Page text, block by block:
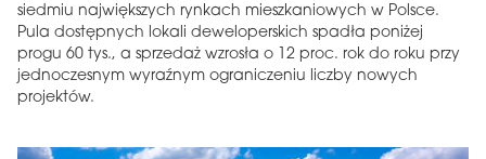
siedmiu największych rynkach mieszkaniowych w Polsce.
Pula dostępnych lokali deweloperskich spadła poniżej
progu 60 tys., a sprzedaż wzrosła o 12 proc. rok do roku przy
jednoczesnym wyraźnym ograniczeniu liczby nowych
projektów.